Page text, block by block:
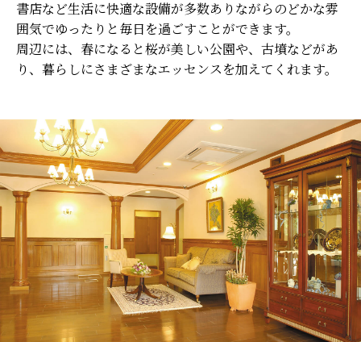
書店など生活に快適な設備が多数ありながらのどかな雰
囲気でゆったりと毎日を過ごすことができます。
周辺には、春になると桜が美しい公園や、古墳などがあ
り、暮らしにさまざまなエッセンスを加えてくれます。